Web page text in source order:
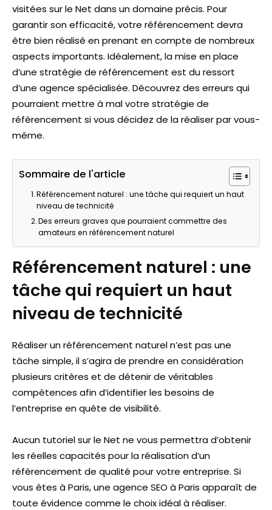
visitées sur le Net dans un domaine précis. Pour
garantir son efficacité, votre référencement devra
être bien réalisé en prenant en compte de nombreux
aspects importants. Idéalement, la mise en place
d’une stratégie de référencement est du ressort
d’une agence spécialisée. Découvrez des erreurs qui
pourraient mettre à mal votre stratégie de
référencement si vous décidez de la réaliser par vous-
même.
Sommaire de l'article
Référencement naturel : une tâche qui requiert un haut
niveau de technicité
Des erreurs graves que pourraient commettre des
amateurs en référencement naturel
Référencement naturel : une
tâche qui requiert un haut
niveau de technicité
Réaliser un référencement naturel n’est pas une
tâche simple, il s’agira de prendre en considération
plusieurs critères et de détenir de véritables
compétences afin d’identifier les besoins de
l’entreprise en quête de visibilité.
Aucun tutoriel sur le Net ne vous permettra d’obtenir
les réelles capacités pour la réalisation d’un
référencement de qualité pour votre entreprise. Si
vous êtes à Paris, une agence SEO à Paris apparaît de
toute évidence comme le choix idéal à réaliser.